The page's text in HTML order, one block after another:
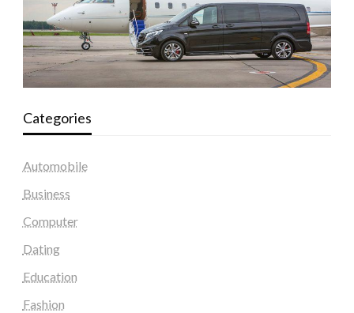
Categories
Automobile
Business
Computer
Dating
Education
Fashion